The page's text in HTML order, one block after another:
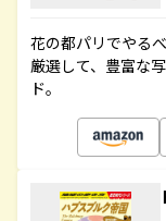
花の都パリでやる
厳選して、豊富な
ド。